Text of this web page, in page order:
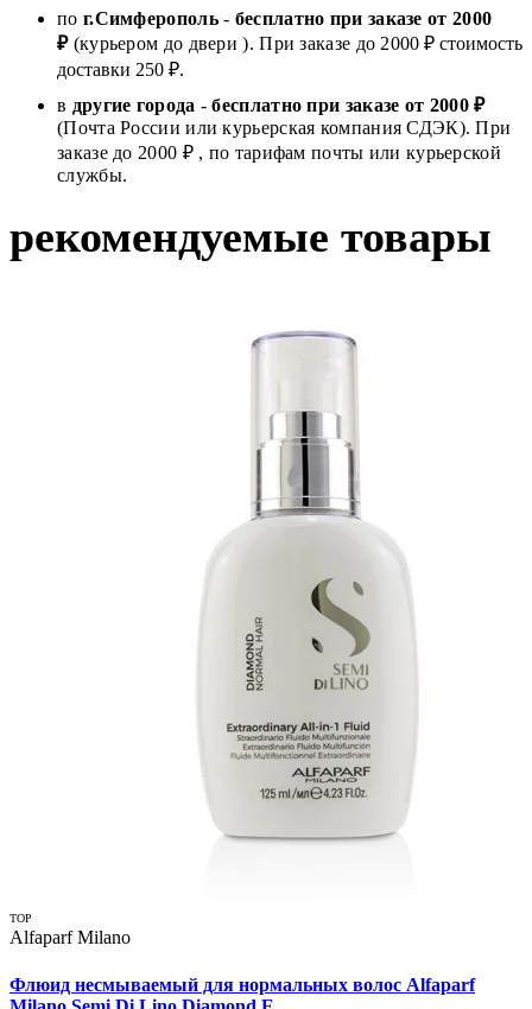
по г.Симферополь- бесплатно при заказе от 2000
₽(курьером до двери ). При заказе до 2000 ₽ стоимость
доставки 250 ₽.
в другие города -бесплатно при заказе от 2000 ₽
(Почта России или курьерская компания СДЭК). При
заказе до 2000 ₽ , по тарифам почты или курьерской
службы.
рекомендуемые товары
TOP
Alfaparf Milano
Флюид несмываемый для нормальных волос Alfaparf